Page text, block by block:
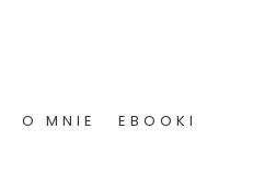
O MNIE EBOOKI